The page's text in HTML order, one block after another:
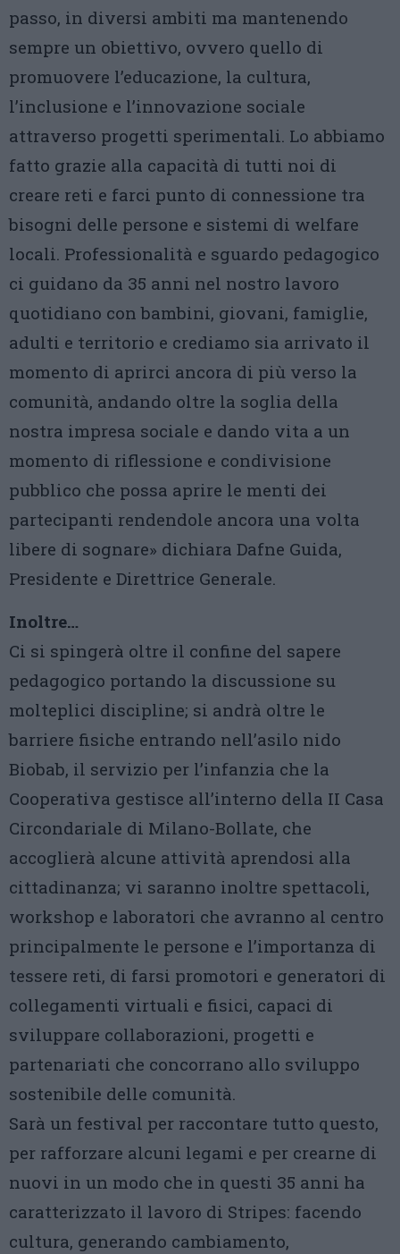
passo, in diversi ambiti ma mantenendo
sempre un obiettivo, ovvero quello di
promuovere l’educazione, la cultura,
l’inclusione e l’innovazione sociale
attraverso progetti sperimentali. Lo abbiamo
fatto grazie alla capacità di tutti noi di
creare reti e farci punto di connessione tra
bisogni delle persone e sistemi di welfare
locali. Professionalità e sguardo pedagogico
ci guidano da 35 anni nel nostro lavoro
quotidiano con bambini, giovani, famiglie,
adulti e territorio e crediamo sia arrivato il
momento di aprirci ancora di più verso la
comunità, andando oltre la soglia della
nostra impresa sociale e dando vita a un
momento di riflessione e condivisione
pubblico che possa aprire le menti dei
partecipanti rendendole ancora una volta
libere di sognare» dichiara Dafne Guida,
Presidente e Direttrice Generale.
Inoltre…
Ci si spingerà oltre il confine del sapere
pedagogico portando la discussione su
molteplici discipline; si andrà oltre le
barriere fisiche entrando nell’asilo nido
Biobab, il servizio per l’infanzia che la
Cooperativa gestisce all’interno della II Casa
Circondariale di Milano-Bollate, che
accoglierà alcune attività aprendosi alla
cittadinanza; vi saranno inoltre spettacoli,
workshop e laboratori che avranno al centro
principalmente le persone e l’importanza di
tessere reti, di farsi promotori e generatori di
collegamenti virtuali e fisici, capaci di
sviluppare collaborazioni, progetti e
partenariati che concorrano allo sviluppo
sostenibile delle comunità.
Sarà un festival per raccontare tutto questo,
per rafforzare alcuni legami e per crearne di
nuovi in un modo che in questi 35 anni ha
caratterizzato il lavoro di Stripes: facendo
cultura, generando cambiamento,